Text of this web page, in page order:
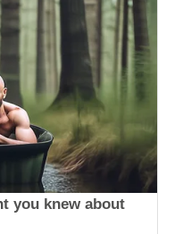
you knew about